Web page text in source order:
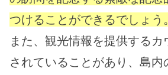
つけることができるでしょう。
また、観光情報を提供する
されていることがあり、島内